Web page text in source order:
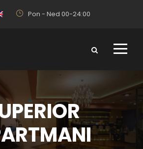
Pon - Ned 00-24:00